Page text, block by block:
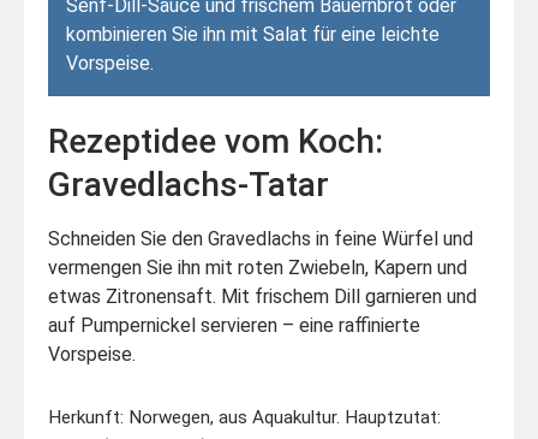
Senf-Dill-Sauce und frischem Bauernbrot oder
kombinieren Sie ihn mit Salat für eine leichte
Vorspeise.
Rezeptidee vom Koch:
Gravedlachs-Tatar
Schneiden Sie den Gravedlachs in feine Würfel und
vermengen Sie ihn mit roten Zwiebeln, Kapern und
etwas Zitronensaft. Mit frischem Dill garnieren und
auf Pumpernickel servieren – eine raffinierte
Vorspeise.
Herkunft: Norwegen, aus Aquakultur. Hauptzutat: